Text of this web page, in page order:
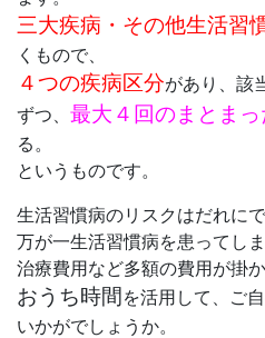
三大疾病・その他生活習
くもので、
４つの疾病区分があり、該
ずつ、 最大４回のまとま
る。
というものです。
生活習慣病のリスクはだれに
万が一生活習慣病を患ってし
治療費用など多額の費用が掛
おうち時間を活用して、ご
いかがでしょうか。